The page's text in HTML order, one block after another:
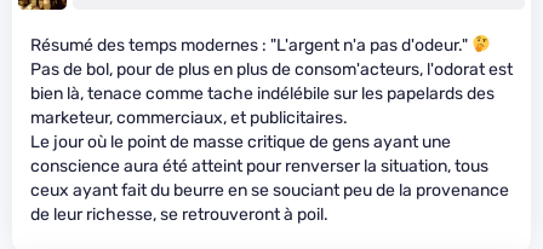
Résumé des temps modernes : "L'argent n'a pas d'odeur."
Pas de bol, pour de plus en plus de consom'acteurs, l'odorat est
bien là, tenace comme tache indélébile sur les papelards des
marketeur, commerciaux, et publicitaires.
Le jour où le point de masse critique de gens ayant une
conscience aura été atteint pour renverser la situation, tous
ceux ayant fait du beurre en se souciant peu de la provenance
de leur richesse, se retrouveront à poil.